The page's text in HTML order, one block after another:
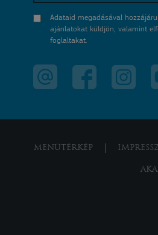
E-mailAdataid megadásával
ajánlatokat küldjön, valamint
foglaltakat.
MENÜTÉRKÉP